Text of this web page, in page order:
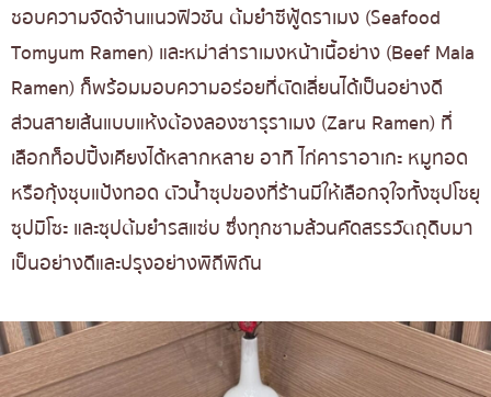
ชอบความจัดจ้านแนวฟิวชัน ต้มยำซีฟู้ดราเมง (Seafood
Tomyum Ramen) และหม่าล่าราเมงหน้าเนื้อย่าง (Beef Mala
Ramen) ก็พร้อมมอบความอร่อยที่ตัดเลี่ยนได้เป็นอย่างดี
ส่วนสายเส้นแบบแห้งต้องลองซารุราเมง (Zaru Ramen) ที่
เลือกท็อปปิ้งเคียงได้หลากหลาย อาทิ ไก่คาราอาเกะ หมูทอด
หรือกุ้งชุบแป้งทอด ตัวน้ำซุปของที่ร้านมีให้เลือกจุใจทั้งซุปโชยุ
ซุปมิโซะ และซุปต้มยำรสแซ่บ ซึ่งทุกชามล้วนคัดสรรวัตถุดิบมา
เป็นอย่างดีและปรุงอย่างพิถีพิถัน